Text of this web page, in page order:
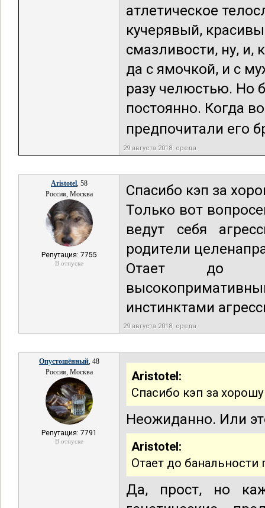
атлетическое
кучерявый,
смазливости, ну, и,
да с ямочкой, и с
разу челюстью. Но
постоянно. Когда
предпочитали его
29 августа 2018, среда
Aristotel, 58
Россия, Москва
Репутация: 7755
В отпуске
Спасибо кэп за
Только вот
ведут себя
родители
Отает до
инстинктами
29 августа 2018, среда
Опустошённый, 48
Россия, Москва
Репутация: 7791
В отпуске
Aristotel:
Спасибо кэп за
Неожиданно. Или
Aristotel:
Отает до банальности
Да, прост, но